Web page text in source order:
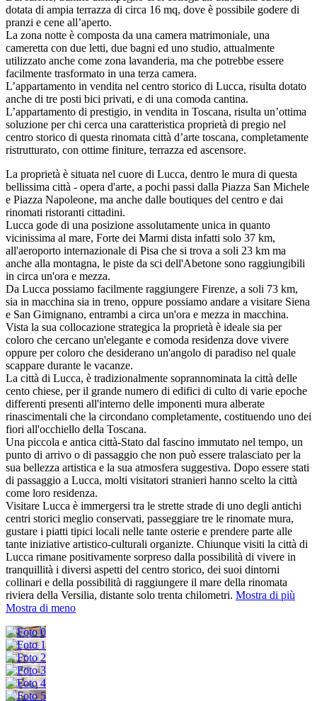
dotata di ampia terrazza di circa 16 mq, dove è possibile godere di
pranzi e cene all’aperto.
La zona notte è composta da una camera matrimoniale, una
cameretta con due letti, due bagni ed uno studio, attualmente
utilizzato anche come zona lavanderia, ma che potrebbe essere
facilmente trasformato in una terza camera.
L’appartamento in vendita nel centro storico di Lucca, risulta dotato
anche di tre posti bici privati, e di una comoda cantina.
L’appartamento di prestigio, in vendita in Toscana, risulta un’ottima
soluzione per chi cerca una caratteristica proprietà di pregio nel
centro storico di questa rinomata città d’arte toscana, completamente
ristrutturato, con ottime finiture, terrazza ed ascensore.
La proprietà è situata nel cuore di Lucca, dentro le mura di questa
bellissima città - opera d'arte, a pochi passi dalla Piazza San Michele
e Piazza Napoleone, ma anche dalle boutiques del centro e dai
rinomati ristoranti cittadini.
Lucca gode di una posizione assolutamente unica in quanto
vicinissima al mare, Forte dei Marmi dista infatti solo 37 km,
all'aeroporto internazionale di Pisa che si trova a soli 23 km ma
anche alla montagna, le piste da sci dell'Abetone sono raggiungibili
in circa un'ora e mezza.
Da Lucca possiamo facilmente raggiungere Firenze, a soli 73 km,
sia in macchina sia in treno, oppure possiamo andare a visitare Siena
e San Gimignano, entrambi a circa un'ora e mezza in macchina.
Vista la sua collocazione strategica la proprietà è ideale sia per
coloro che cercano un'elegante e comoda residenza dove vivere
oppure per coloro che desiderano un'angolo di paradiso nel quale
scappare durante le vacanze.
La città di Lucca, è tradizionalmente soprannominata la città delle
cento chiese, per il grande numero di edifici di culto di varie epoche
differenti presenti all'interno delle imponenti mura alberate
rinascimentali che la circondano completamente, costituendo uno dei
fiori all'occhiello della Toscana.
Una piccola e antica città-Stato dal fascino immutato nel tempo, un
punto di arrivo o di passaggio che non può essere tralasciato per la
sua bellezza artistica e la sua atmosfera suggestiva. Dopo essere stati
di passaggio a Lucca, molti visitatori stranieri hanno scelto la città
come loro residenza.
Visitare Lucca è immergersi tra le strette strade di uno degli antichi
centri storici meglio conservati, passeggiare tre le rinomate mura,
gustare i piatti tipici locali nelle tante osterie e prendere parte alle
tante iniziative artistico-culturali organizte. Chiunque visiti la città di
Lucca rimane positivamente sorpreso dalla possibilità di vivere in
tranquillità i diversi aspetti del centro storico, dei suoi dintorni
collinari e della possibilità di raggiungere il mare della rinomata
riviera della Versilia, distante solo trenta chilometri. Mostra di più
Mostra di meno